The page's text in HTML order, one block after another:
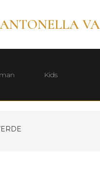
ANTONELLA
Kids